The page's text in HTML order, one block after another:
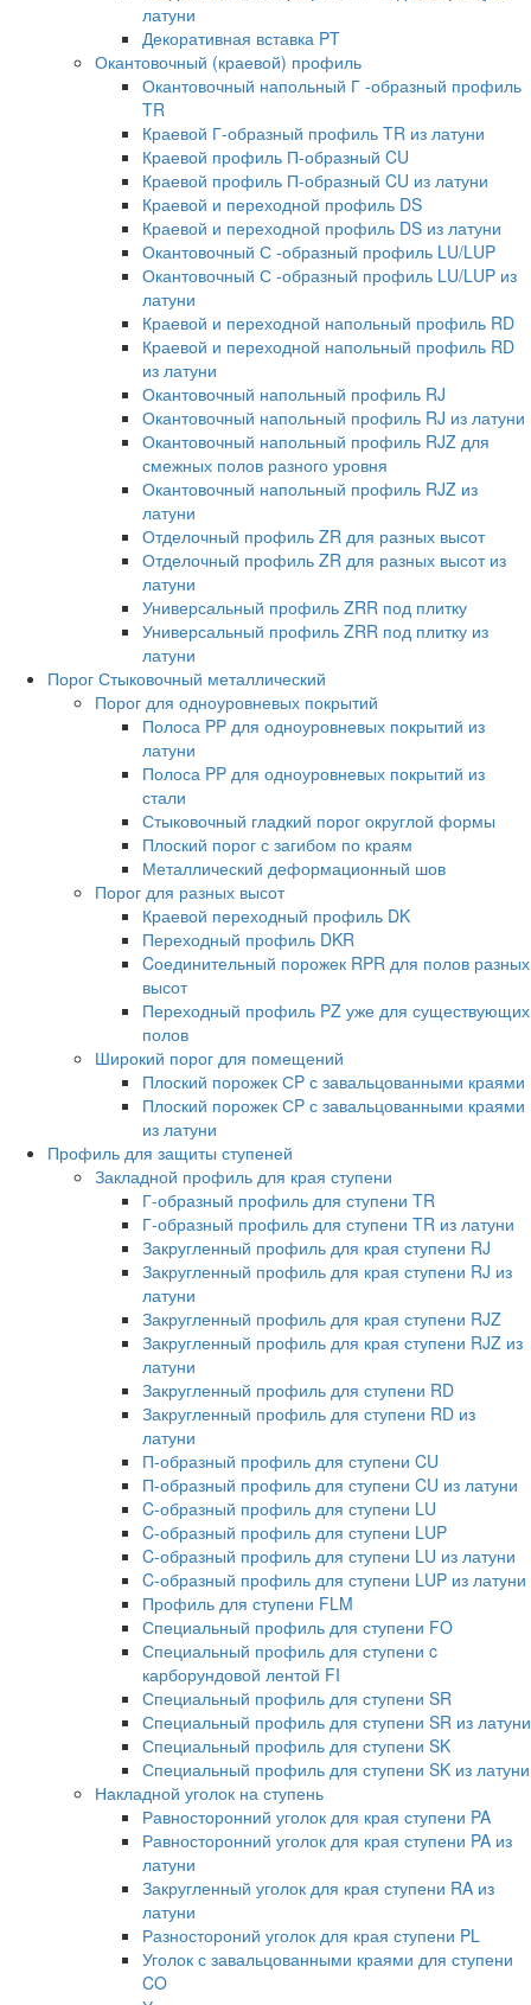
латуни
Декоративная вставка PT
Окантовочный (краевой) профиль
Окантовочный напольный Г -образный профиль
TR
Краевой Г-образный профиль TR из латуни
Краевой профиль П-образный CU
Краевой профиль П-образный CU из латуни
Краевой и переходной профиль DS
Краевой и переходной профиль DS из латуни
Окантовочный С -образный профиль LU/LUP
Окантовочный С -образный профиль LU/LUP из
латуни
Краевой и переходной напольный профиль RD
Краевой и переходной напольный профиль RD
из латуни
Окантовочный напольный профиль RJ
Окантовочный напольный профиль RJ из латуни
Окантовочный напольный профиль RJZ для
смежных полов разного уровня
Окантовочный напольный профиль RJZ из
латуни
Отделочный профиль ZR для разных высот
Отделочный профиль ZR для разных высот из
латуни
Универсальный профиль ZRR под плитку
Универсальный профиль ZRR под плитку из
латуни
Порог Стыковочный металлический
Порог для одноуровневых покрытий
Полоса PP для одноуровневых покрытий из
латуни
Полоса PP для одноуровневых покрытий из
стали
Стыковочный гладкий порог округлой формы
Плоский порог с загибом по краям
Металлический деформационный шов
Порог для разных высот
Краевой переходный профиль DK
Переходный профиль DKR
Cоединительный порожек RPR для полов разных
высот
Переходный профиль PZ уже для существующих
полов
Широкий порог для помещений
Плоский порожек СP с завальцованными краями
Плоский порожек СP с завальцованными краями
из латуни
Профиль для защиты ступеней
Закладной профиль для края ступени
Г-образный профиль для ступени TR
Г-образный профиль для ступени TR из латуни
Закругленный профиль для края ступени RJ
Закругленный профиль для края ступени RJ из
латуни
Закругленный профиль для края ступени RJZ
Закругленный профиль для края ступени RJZ из
латуни
Закругленный профиль для ступени RD
Закругленный профиль для ступени RD из
латуни
П-образный профиль для ступени CU
П-образный профиль для ступени CU из латуни
C-образный профиль для ступени LU
C-образный профиль для ступени LUP
C-образный профиль для ступени LU из латуни
C-образный профиль для ступени LUP из латуни
Профиль для ступени FLM
Специальный профиль для ступени FO
Специальный профиль для ступени c
карборундовой лентой FI
Специальный профиль для ступени SR
Специальный профиль для ступени SR из латуни
Специальный профиль для ступени SK
Специальный профиль для ступени SK из латуни
Накладной уголок на ступень
Равносторонний уголок для края ступени PA
Равносторонний уголок для края ступени PA из
латуни
Закругленный уголок для края ступени RA из
латуни
Разностороний уголок для края ступени PL
Уголок с завальцованными краями для ступени
CO